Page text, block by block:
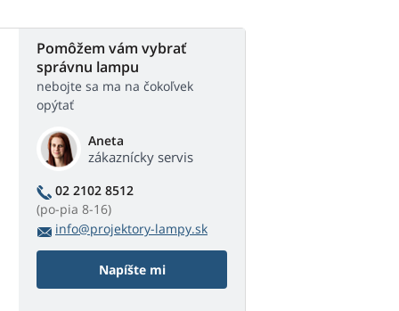
Pomôžem vám vybrať
správnu lampu
nebojte sa ma na čokoľvek
opýtať
Aneta
zákaznícky servis
02 2102 8512
(po-pia 8-16)
info@projektory-lampy.sk
Napíšte mi